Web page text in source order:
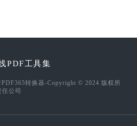
PDF工具集
PDF365转换器-Copyright © 2024 版权所
公司